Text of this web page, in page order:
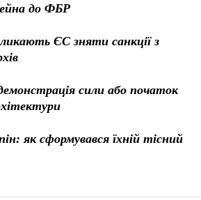
до ФБР
ЄС зняти санкції з
сили або початок
як сформувався їхній тісний